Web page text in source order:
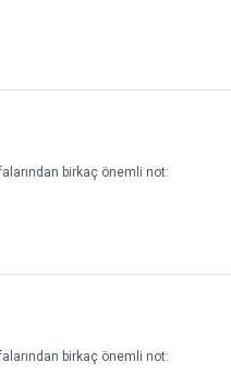
birkaç önemli not:
birkaç önemli not: